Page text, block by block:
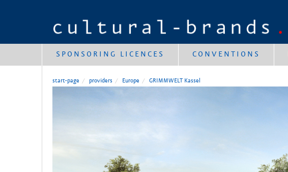
SPONSORING LICENCES CONVENTIONS
start-page providers Europe GRIMMWELT Kassel